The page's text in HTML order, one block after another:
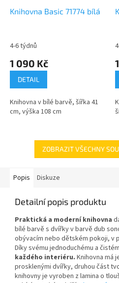
Knihovna Basic 71774 bílá
4-6 týdnů
1 090 Kč
DETAIL
Knihovna v bílé barvě, šířka 41
cm, výška 108 cm
ZOBRAZIT VŠECHNY
Popis Diskuze
Detailní popis produktu
Praktická a moderní knihovna
bílé barvě s dvířky v barvě dub
obývacím nebo dětském pokoji, v
Díky svému jednoduchému a
každého interiéru. Knihovna má
prosklenými dvířky, druhou část
knihovny je vyroben z lamina o